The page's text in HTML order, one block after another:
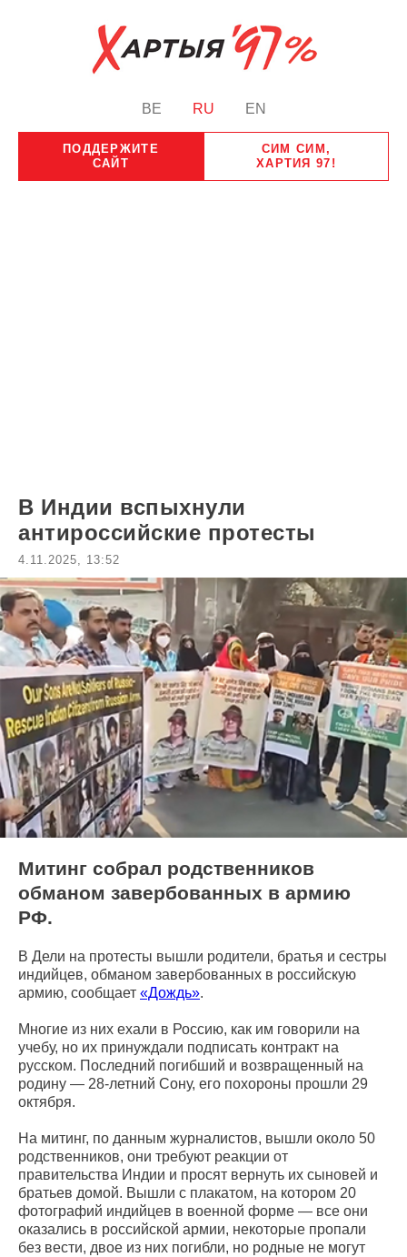
BE RU EN
ПОДДЕРЖИТЕ
САЙТ
СИМ СИМ,
ХАРТИЯ 97!
В Индии вспыхнули
антироссийские протесты
4.11.2025, 13:52
Митинг собрал родственников
обманом завербованных в армию
РФ.
В Дели на протесты вышли родители, братья и сестры
индийцев, обманом завербованных в российскую
армию, сообщает «Дождь».
Многие из них ехали в Россию, как им говорили на
учебу, но их принуждали подписать контракт на
русском. Последний погибший и возвращенный на
родину — 28-летний Сону, его похороны прошли 29
октября.
На митинг, по данным журналистов, вышли около 50
родственников, они требуют реакции от
правительства Индии и просят вернуть их сыновей и
братьев домой. Вышли с плакатом, на котором 20
фотографий индийцев в военной форме — все они
оказались в российской армии, некоторые пропали
без вести, двое из них погибли, но родные не могут